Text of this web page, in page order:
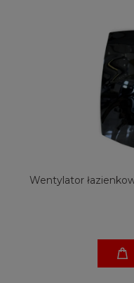
Wentylator